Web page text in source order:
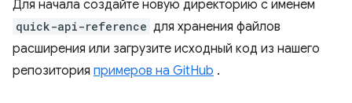
Для начала создайте новую директорию с именем
quick-api-reference для хранения файлов
расширения или загрузите исходный код из нашего
репозитория примеров на GitHub .